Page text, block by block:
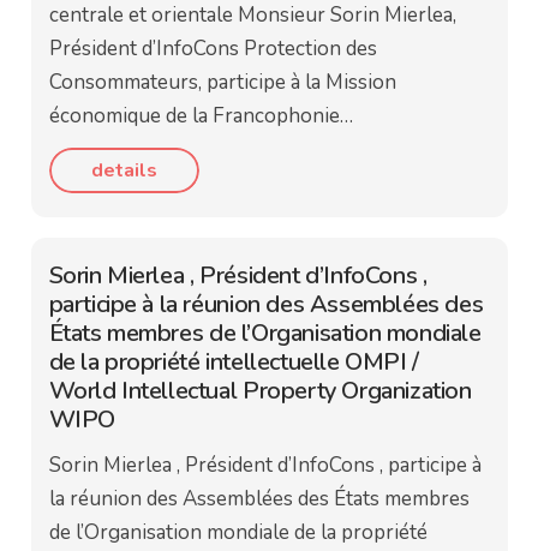
centrale et orientale Monsieur Sorin Mierlea,
Président d’InfoCons Protection des
Consommateurs, participe à la Mission
économique de la Francophonie…
details
Sorin Mierlea , Président d’InfoCons ,
participe à la réunion des Assemblées des
États membres de l’Organisation mondiale
de la propriété intellectuelle OMPI /
World Intellectual Property Organization
WIPO
Sorin Mierlea , Président d’InfoCons , participe à
la réunion des Assemblées des États membres
de l’Organisation mondiale de la propriété